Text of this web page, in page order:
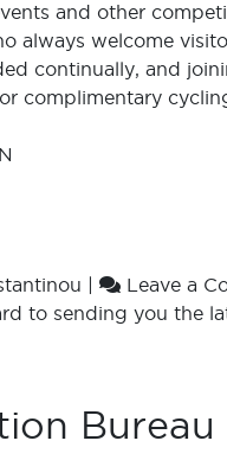
and other
always welcome
continually, and
complimentary
|
Leave a
to sending you the
Bureau